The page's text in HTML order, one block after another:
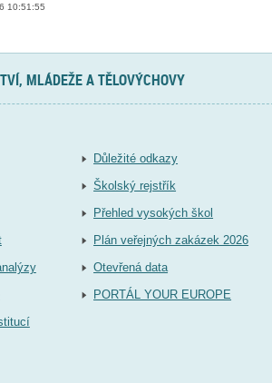
10:51:55
MLÁDEŽE A TĚLOVÝCHOVY
Důležité odkazy
Školský rejstřík
Přehled vysokých škol
Plán veřejných zakázek 2026
Otevřená data
PORTÁL YOUR EUROPE